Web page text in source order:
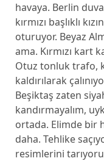
havaya. Berlin
kırmızı başlıklı
oturuyor. Beyaz
ama. Kırmızı kart
Otuz tonluk trafo,
kaldırılarak
Beşiktaş zaten
kandırmayalım,
ortada. Elimde bir
daha. Tehlike
resimlerini